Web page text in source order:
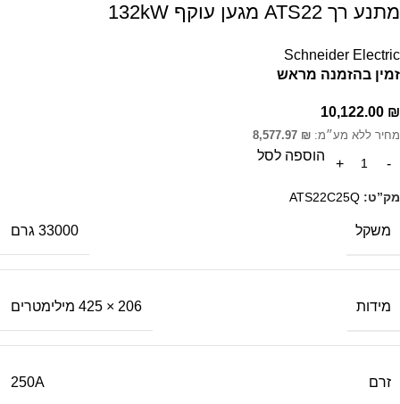
מתנע רך ATS22 מגען עוקף 132kW
Schneider Electric
זמין בהזמנה מראש
10,122.00 ₪
מחיר ללא מע״מ: 8,577.97 ₪
הוספה לסל
מק”ט: ATS22C25Q
משקל 33000 גרם
מידות 206 × 425 מילימטרים
זרם 250A